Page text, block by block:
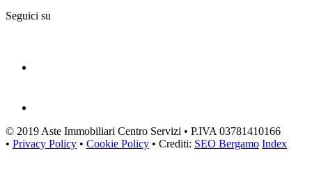
Seguici su
© 2019 Aste Immobiliari Centro Servizi • P.IVA 03781410166
• Privacy Policy • Cookie Policy • Crediti: SEO Bergamo Index